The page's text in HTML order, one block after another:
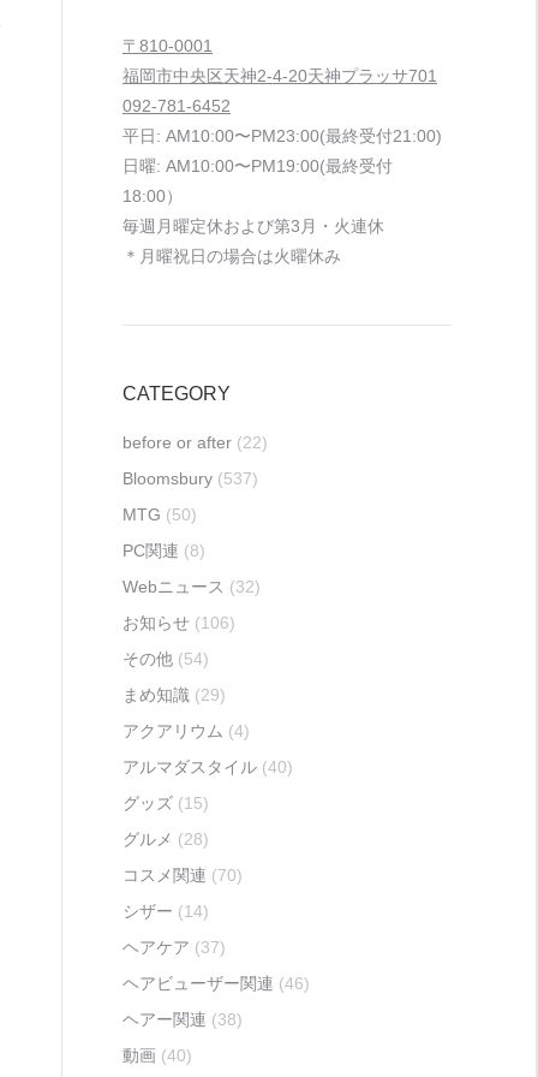
〒810-0001
福岡市中央区天神2-4-20天神プラッサ701
092-781-6452
平日: AM10:00〜PM23:00(最終受付21:00)
日曜: AM10:00〜PM19:00(最終受付
18:00）
毎週月曜定休および第3月・火連休
＊月曜祝日の場合は火曜休み
CATEGORY
before or after (22)
Bloomsbury (537)
MTG (50)
PC関連 (8)
Webニュース (32)
お知らせ (106)
その他 (54)
まめ知識 (29)
アクアリウム (4)
アルマダスタイル (40)
グッズ (15)
グルメ (28)
コスメ関連 (70)
シザー (14)
ヘアケア (37)
ヘアビューザー関連 (46)
ヘアー関連 (38)
動画 (40)